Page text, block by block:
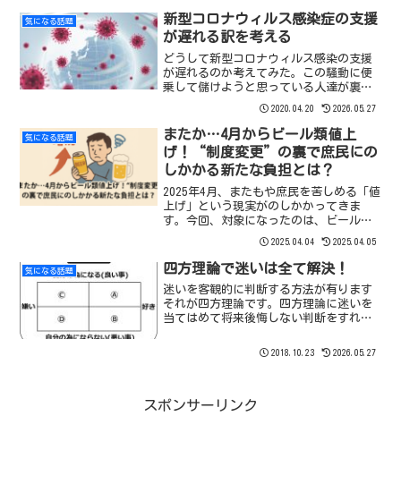
気になる話題
新型コロナウィルス感染症の支援
が遅れる訳を考える
どうして新型コロナウィルス感染の支援
が遅れるのか考えてみた。この騒動に便
乗して儲けようと思っている人達が裏に
2020.04.20 2026.05.27
気になる話題
またか…4月からビール類値上
げ！“制度変更”の裏で庶民にの
しかかる新たな負担とは？
2025年4月、またもや庶民を苦しめる「値
上げ」という現実がのしかかってきま
す。今回、対象になったのは、ビール
類。あれこれ工夫を駆使してなんとか耐
えている庶民のささやかな娯楽の一杯に
まで、政府の制度変更が影を落としま
す。ビール値上げの背景今...
2025.04.04 2025.04.05
気になる話題 四方理論で迷いは全て解決！
迷いを客観的に判断する方法が有ります
それが四方理論です。四方理論に迷いを
当てはめて将来後悔しない判断をすれ
2018.10.23 2026.05.27
スポンサーリンク